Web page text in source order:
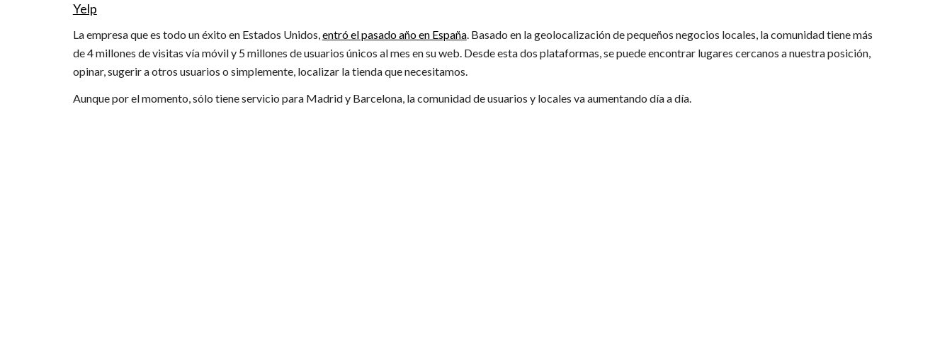
Yelp
La empresa que es todo un éxito en Estados Unidos,entró el pasado año en España. Basado en la geolocalización de pequeños negocios locales, la comunidad tiene más
de 4 millones de visitas vía móvil y 5 millones de usuarios únicos al mes en su web. Desde esta dos plataformas, se puede encontrar lugares cercanos a nuestra posición,
opinar, sugerir a otros usuarios o simplemente, localizar la tienda que necesitamos.
Aunque por el momento, sólo tiene servicio para Madrid y Barcelona, la comunidad de usuarios y locales va aumentando día a día.